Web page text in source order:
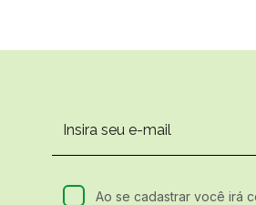
Ao se cadastrar você irá